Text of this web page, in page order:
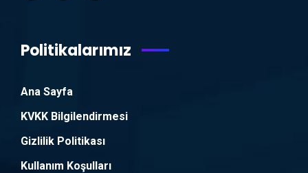
Politikalarımız
Ana Sayfa
KVKK Bilgilendirmesi
Gizlilik Politikası
Kullanım Koşulları